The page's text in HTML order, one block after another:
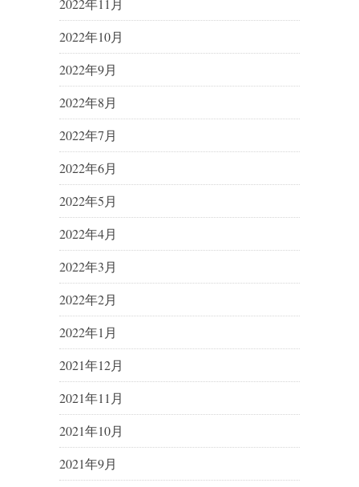
2022年11月
2022年10月
2022年9月
2022年8月
2022年7月
2022年6月
2022年5月
2022年4月
2022年3月
2022年2月
2022年1月
2021年12月
2021年11月
2021年10月
2021年9月